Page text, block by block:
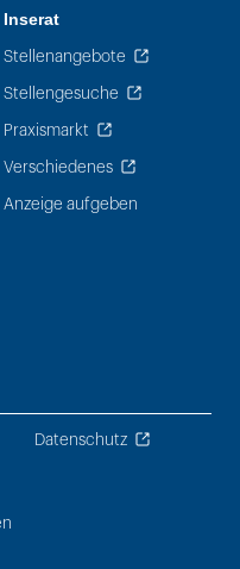
Inserat
Stellenangebote
Stellengesuche
Praxismarkt
Verschiedenes
Anzeige aufgeben
Datenschutz